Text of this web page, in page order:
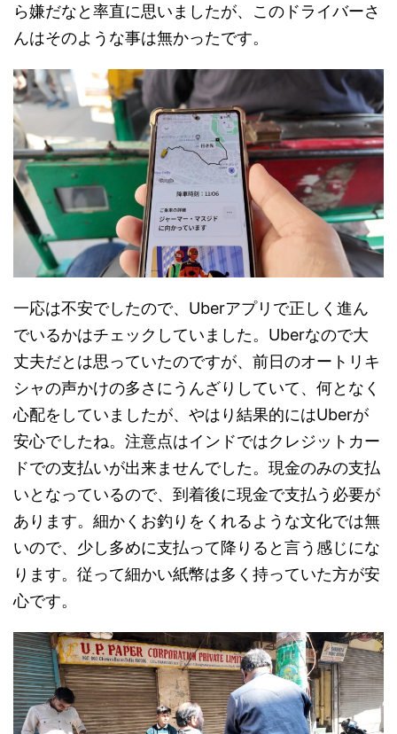
ら嫌だなと率直に思いましたが、このドライバーさ
んはそのような事は無かったです。
一応は不安でしたので、Uberアプリで正しく進ん
でいるかはチェックしていました。Uberなので大
丈夫だとは思っていたのですが、前日のオートリキ
シャの声かけの多さにうんざりしていて、何となく
心配をしていましたが、やはり結果的にはUberが
安心でしたね。注意点はインドではクレジットカー
ドでの支払いが出来ませんでした。現金のみの支払
いとなっているので、到着後に現金で支払う必要が
あります。細かくお釣りをくれるような文化では無
いので、少し多めに支払って降りると言う感じにな
ります。従って細かい紙幣は多く持っていた方が安
心です。